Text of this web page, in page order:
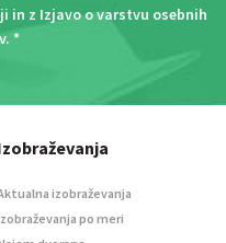
in z Izjavo o varstvu osebnih
. *
izobraževanja
po meri